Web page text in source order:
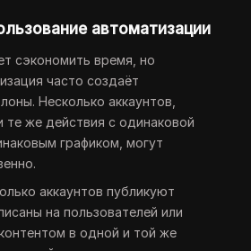
автоматизации
сэкономить время, но
часто создаёт
Несколько аккаунтов,
же действия с одинаковой
графиком, могут
аккаунтов публикуют
на пользователей или
в одной и той же